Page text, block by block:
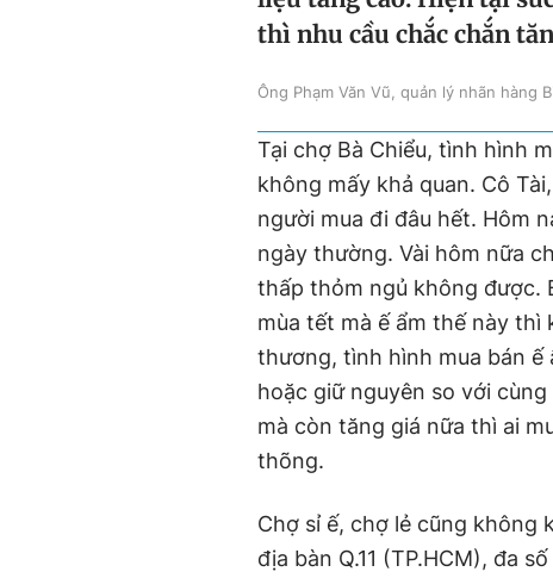
thì nhu cầu chắc chắn
Ông Phạm Văn Vũ, quản lý nhãn hàng
Tại chợ Bà Chiểu, tình hình
không mấy khả quan. Cô
người mua đi đâu hết. Hôm
ngày thường. Vài hôm nữa
thấp thỏm ngủ không được.
mùa tết mà ế ẩm thế này thì
thương, tình hình mua bán ế
hoặc giữ nguyên so với
mà còn tăng giá nữa thì ai
thõng.
Chợ sỉ ế, chợ lẻ cũng không
địa bàn Q.11 (TP.HCM), đa